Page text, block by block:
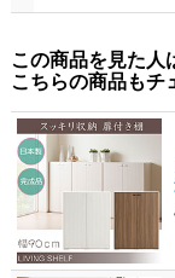
この商品を見た人
こちらの商品もチ